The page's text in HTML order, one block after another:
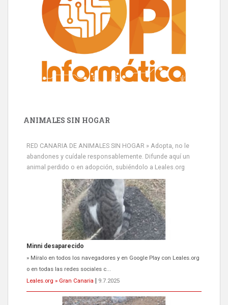
ANIMALES SIN HOGAR
RED CANARIA DE ANIMALES SIN HOGAR » Adopta, no le
abandones y cuídale responsablemente. Difunde aquí un
animal perdido o en adopción, subiéndolo a Leales.org
Minni desaparecido
» Míralo en todos los navegadores y en Google Play con Leales.org
o en todas las redes sociales c...
Leales.org » Gran Canaria
9.7.2025